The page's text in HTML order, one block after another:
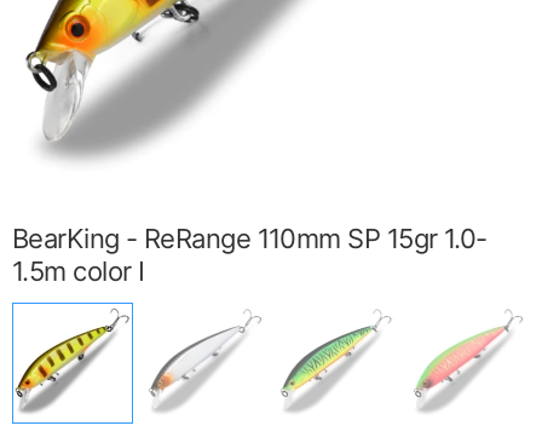
BearKing - ReRange 110mm SP 15gr 1.0-
1.5m color I